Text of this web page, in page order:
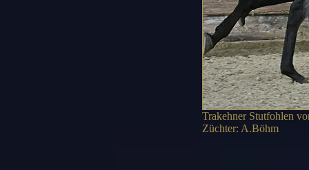
Trakehner Stutfohlen
Züchter: A.Böhm